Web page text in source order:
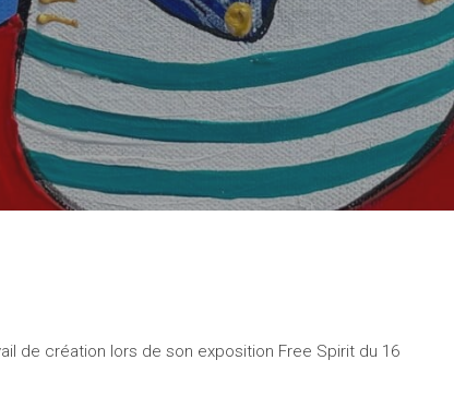
de création lors de son exposition Free Spirit du 16